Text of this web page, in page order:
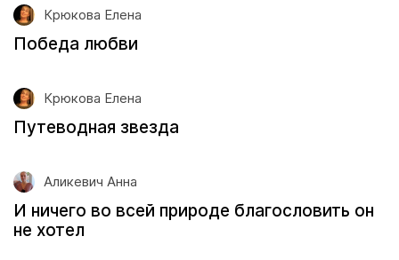
Крюкова Елена
Победа любви
Крюкова Елена
Путеводная звезда
Аликевич Анна
И ничего во всей природе благословить он
не хотел